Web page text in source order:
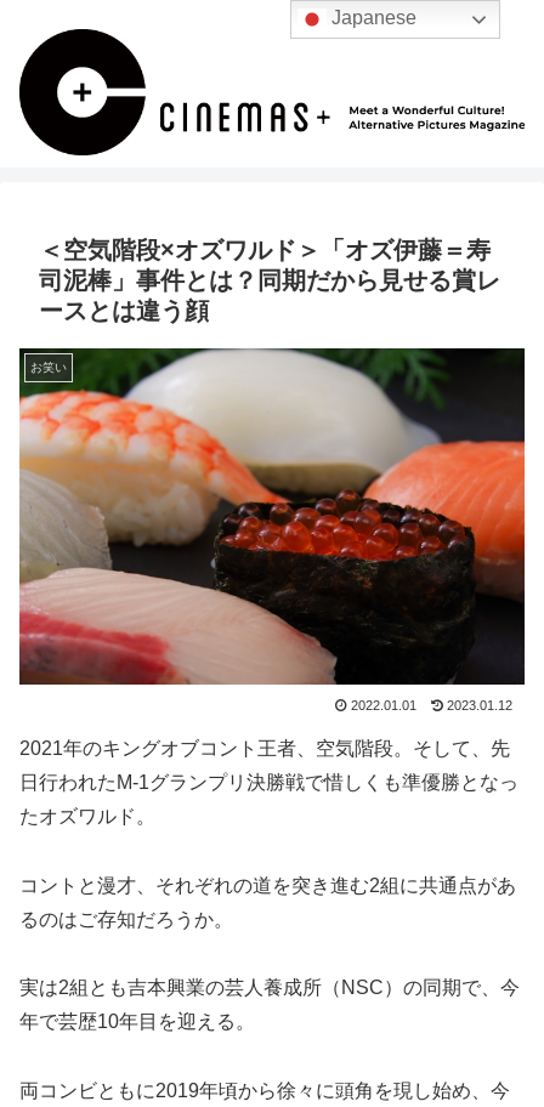
＜空気階段×オズワルド＞「オズ伊藤＝寿
司泥棒」事件とは？同期だから見せる賞レ
ースとは違う顔
お笑い
2022.01.01 2023.01.12
2021年のキングオブコント王者、空気階段。そして、先
日行われたM-1グランプリ決勝戦で惜しくも準優勝となっ
たオズワルド。
コントと漫才、それぞれの道を突き進む2組に共通点があ
るのはご存知だろうか。
実は2組とも吉本興業の芸人養成所（NSC）の同期で、今
年で芸歴10年目を迎える。
両コンビともに2019年頃から徐々に頭角を現し始め、今
Japanese